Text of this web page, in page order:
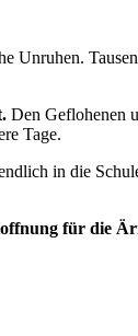
Unruhen.
Den Geflohenen
Tage.
in die
für die